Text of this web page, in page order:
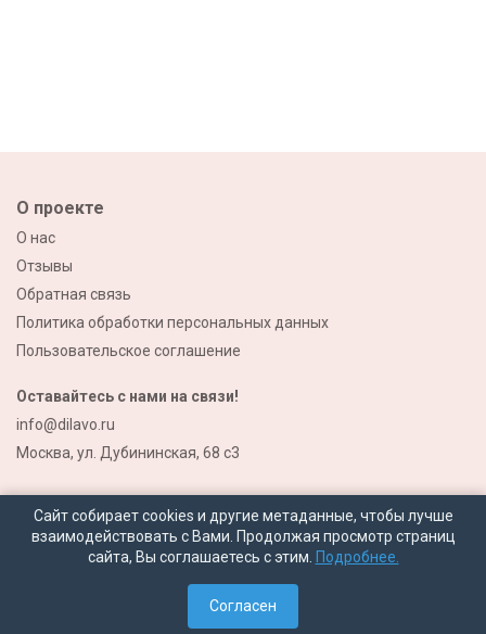
© 2026 Все права защищены
О проекте
О нас
Отзывы
Обратная связь
Политика обработки персональных данных
Пользовательское соглашение
Оставайтесь с нами на связи!
info@dilavo.ru
Москва, ул. Дубининская, 68 с3
Сайт собирает cookies и другие метаданные, чтобы лучше
взаимодействовать с Вами. Продолжая просмотр страниц
сайта, Вы соглашаетесь с этим. Подробнее.
Согласен